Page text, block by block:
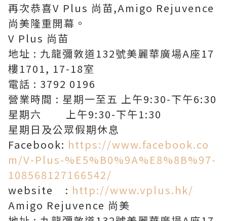
再次恭喜V Plus 尚苗,Amigo Rejuvence
尚美隆重開幕。
V Plus 尚苗
地址 : 九龍彌敦道132號美麗華廣場A座17
樓1701, 17-18室
電話 : 3792 0196
營業時間 : 星期一至五 上午9:30-下午6:30
星期六 上午9:30-下午1:30
星期日及公眾假期休息
Facebook: https://www.facebook.co
m/V-Plus-%E5%B0%9A%E8%8B%97-
108568127166542/
website : http://www.vplus.hk/
Amigo Rejuvence 尚美